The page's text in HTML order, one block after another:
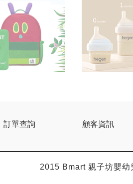
訂單查詢 顧客資訊
2015 Bmart親子坊嬰幼